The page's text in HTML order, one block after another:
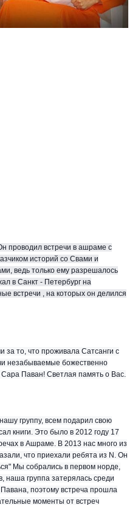
проводил встречи в ашраме с
историй со Свами и
ведь только ему разрешалось
в Санкт - Петербург на
встречи , на которых он делился
за то, что проживала Сатсанги с
незабываемые божественно
Паван! Светлая память о Вас.
группу, всем подарил свою
книги. Это было в 2012 году 17
в Ашраме. В 2013 нас много из
что приехали ребята из N. Он
Мы собрались в первом норде,
наша группа затерялась среди
поэтому встреча прошла
моменты от встреч